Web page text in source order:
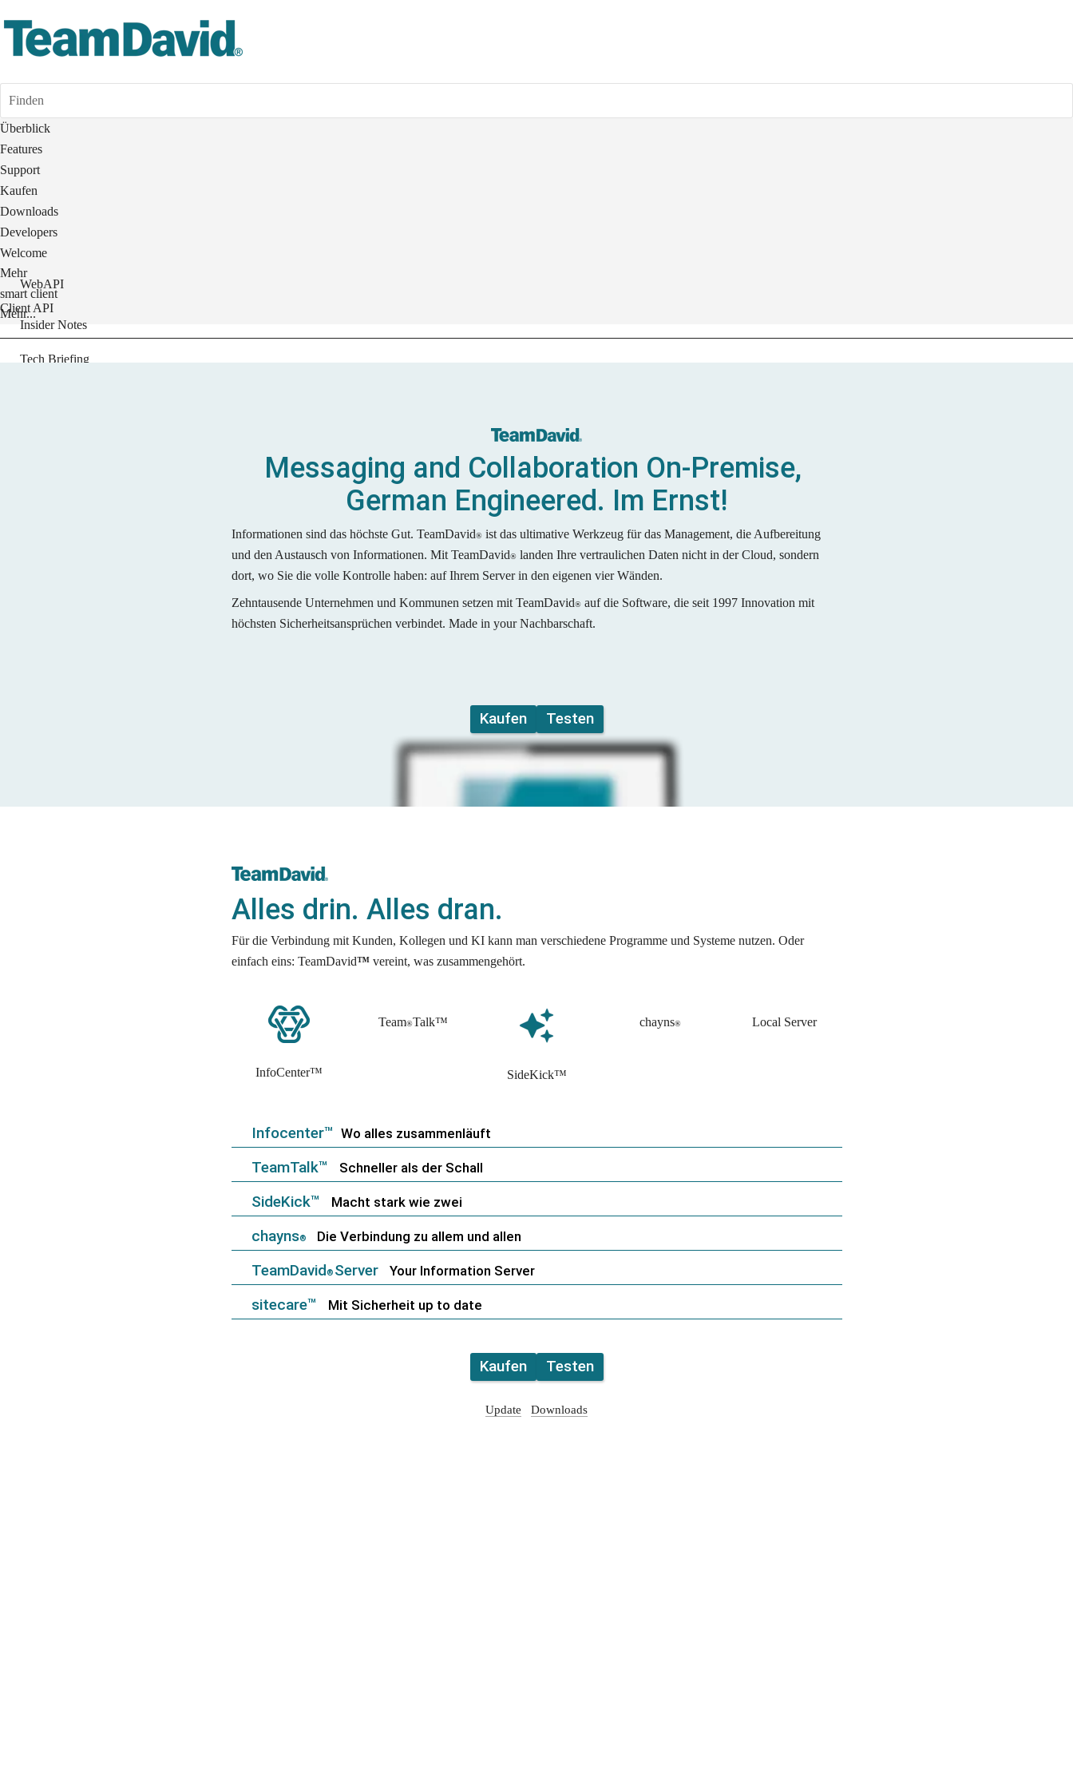
Finden
Überblick
Features
Support
Kaufen
Downloads
Developers
Welcome
WebAPI
Client API
Mehr
smart client
Insider Notes
Tech Briefing
Mehr...
Messaging and Collaboration On-Premise,
German Engineered. Im Ernst!
Informationen sind das höchste Gut. TeamDavid® ist das ultimative Werkzeug für das Management, die Aufbereitung
und den Austausch von Informationen. Mit TeamDavid® landen Ihre vertraulichen Daten nicht in der Cloud, sondern
dort, wo Sie die volle Kontrolle haben: auf Ihrem Server in den eigenen vier Wänden.
Zehntausende Unternehmen und Kommunen setzen mit TeamDavid® auf die Software, die seit 1997 Innovation mit
höchsten Sicherheitsansprüchen verbindet. Made in your Nachbarschaft.
Kaufen Testen
Downloads
Alles drin. Alles dran.
Für die Verbindung mit Kunden, Kollegen und KI kann man verschiedene Programme und Systeme nutzen. Oder
einfach eins: TeamDavid™ vereint, was zusammengehört.
InfoCenter™
Team®Talk™
SideKick™
chayns® Local Server
Infocenter™ Wo alles zusammenläuft
TeamTalk™ Schneller als der Schall
SideKick™ Macht stark wie zwei
chayns® Die Verbindung zu allem und allen
TeamDavid® Server Your Information Server
sitecare™ Mit Sicherheit up to date
Kaufen Testen
Update Downloads